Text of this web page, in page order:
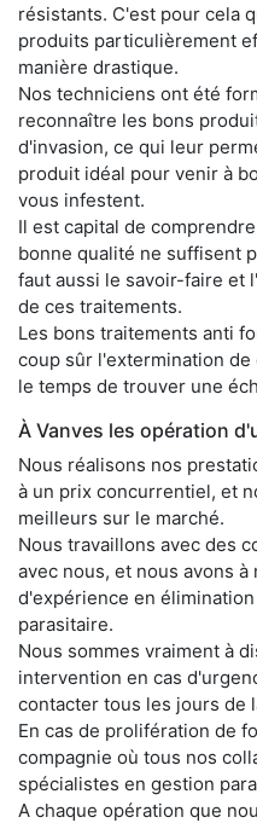
résistants. C'est pour cela
produits particulièrement
manière drastique.
Nos techniciens ont été
reconnaître les bons
d'invasion, ce qui leur
produit idéal pour venir à
vous infestent.
Il est capital de
bonne qualité ne suffisent
faut aussi le savoir-faire et
de ces traitements.
Les bons traitements anti
coup sûr l'extermination
le temps de trouver une
À Vanves les opération
Nous réalisons nos
à un prix concurrentiel, et
meilleurs sur le marché.
Nous travaillons avec des
avec nous, et nous avons
d'expérience en
parasitaire.
Nous sommes vraiment à
intervention en cas
contacter tous les jours de
En cas de prolifération de
compagnie où tous nos
spécialistes en gestion
A chaque opération que